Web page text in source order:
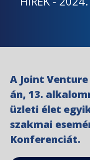
A Joint
án, 13.
üzleti élet
szakmai
Konferenciát.